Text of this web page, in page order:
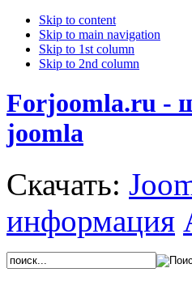
Skip to content
Skip to main navigation
Skip to 1st column
Skip to 2nd column
Forjoomla.ru -
joomla
Скачать:
информация